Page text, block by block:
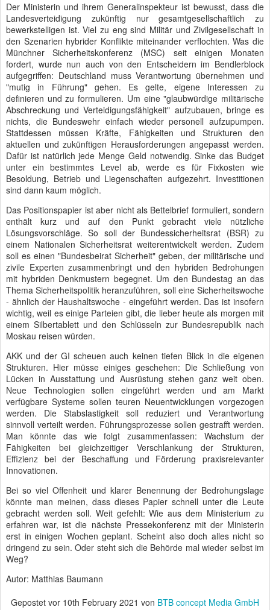
Der Ministerin und ihrem Generalinspekteur ist bewusst, dass die
Landesverteidigung zukünftig nur gesamtgesellschaftlich zu
bewerkstelligen ist. Viel zu eng sind Militär und Zivilgesellschaft in
den Szenarien hybrider Konflikte miteinander verflochten. Was die
Münchner Sicherheitskonferenz (MSC) seit einigen Monaten
fordert, wurde nun auch von den Entscheidern im Bendlerblock
aufgegriffen: Deutschland muss Verantwortung übernehmen und
"mutig in Führung" gehen. Es gelte, eigene Interessen zu
definieren und zu formulieren. Um eine "glaubwürdige militärische
Abschreckung und Verteidigungsfähigkeit" aufzubauen, bringe es
nichts, die Bundeswehr einfach wieder personell aufzupumpen.
Stattdessen müssen Kräfte, Fähigkeiten und Strukturen den
aktuellen und zukünftigen Herausforderungen angepasst werden.
Dafür ist natürlich jede Menge Geld notwendig. Sinke das Budget
unter ein bestimmtes Level ab, werde es für Fixkosten wie
Besoldung, Betrieb und Liegenschaften aufgezehrt. Investitionen
sind dann kaum möglich.
Das Positionspapier ist aber nicht als Bettelbrief formuliert, sondern
enthält kurz und auf den Punkt gebracht viele nützliche
Lösungsvorschläge. So soll der Bundessicherheitsrat (BSR) zu
einem Nationalen Sicherheitsrat weiterentwickelt werden. Zudem
soll es einen "Bundesbeirat Sicherheit" geben, der militärische und
zivile Experten zusammenbringt und den hybriden Bedrohungen
mit hybriden Denkmustern begegnet. Um den Bundestag an das
Thema Sicherheitspolitik heranzuführen, soll eine Sicherheitswoche
- ähnlich der Haushaltswoche - eingeführt werden. Das ist insofern
wichtig, weil es einige Parteien gibt, die lieber heute als morgen mit
einem Silbertablett und den Schlüsseln zur Bundesrepublik nach
Moskau reisen würden.
AKK und der GI scheuen auch keinen tiefen Blick in die eigenen
Strukturen. Hier müsse einiges geschehen: Die Schließung von
Lücken in Ausstattung und Ausrüstung stehen ganz weit oben.
Neue Technologien sollen eingeführt werden und am Markt
verfügbare Systeme sollen teuren Neuentwicklungen vorgezogen
werden. Die Stabslastigkeit soll reduziert und Verantwortung
sinnvoll verteilt werden. Führungsprozesse sollen gestrafft werden.
Man könnte das wie folgt zusammenfassen: Wachstum der
Fähigkeiten bei gleichzeitiger Verschlankung der Strukturen,
Effizienz bei der Beschaffung und Förderung praxisrelevanter
Innovationen.
Bei so viel Offenheit und klarer Benennung der Bedrohungslage
könnte man meinen, dass dieses Papier schnell unter die Leute
gebracht werden soll. Weit gefehlt: Wie aus dem Ministerium zu
erfahren war, ist die nächste Pressekonferenz mit der Ministerin
erst in einigen Wochen geplant. Scheint also doch alles nicht so
dringend zu sein. Oder steht sich die Behörde mal wieder selbst im
Weg?
Autor: Matthias Baumann
Gepostet vor 10th February 2021 von BTB concept Media GmbH